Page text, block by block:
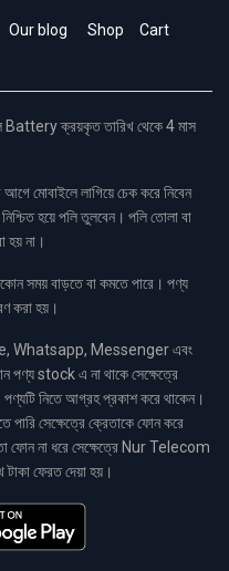
Our blog Shop Cart
ক্রয়কৃত তারিখ থেকে 4 মাস
মোবাইলে লাগিয়ে চেক করে নিবেন
হয়ে পলি তুলবেন। পলি তোলা বা
হয় না।
সময় বাড়তে বা কমতে পারে। পণ্য
করা হয়।
Whatsapp, Messenger এবং
পণ্য stock এ না থাকে সেক্ষেত্রে
নিতে আগ্রহ প্রকাশ করে থাকেন।
পারি সেক্ষেত্রে ক্রেতাকে ফোন করে
ফোন না ধরে সেক্ষেত্রে Nur Telecom
টাকা ফেরত দেয়া হয়।